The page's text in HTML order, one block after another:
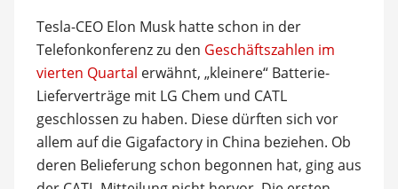
Tesla-CEO Elon Musk hatte schon in der
Telefonkonferenz zu den Geschäftszahlen im
vierten Quartal erwähnt, „kleinere“ Batterie-
Lieferverträge mit LG Chem und CATL
geschlossen zu haben. Diese dürften sich vor
allem auf die Gigafactory in China beziehen. Ob
deren Belieferung schon begonnen hat, ging aus